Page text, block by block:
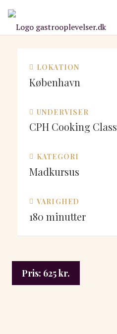
LOKATION
København
UNDERVISER
CPH Cooking Class
KATEGORI
Madkursus
VARIGHED
180 minutter
Pris: 625kr.